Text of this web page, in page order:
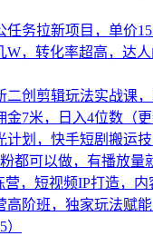
任务拉新项目，单价
W，转化率超高，达
二创剪辑玩法实战课，
7米，日入4位数（更
计划，快手短剧搬运
都可以做，有播放量
营，短视频IP打造，内
高阶班，独家玩法赋